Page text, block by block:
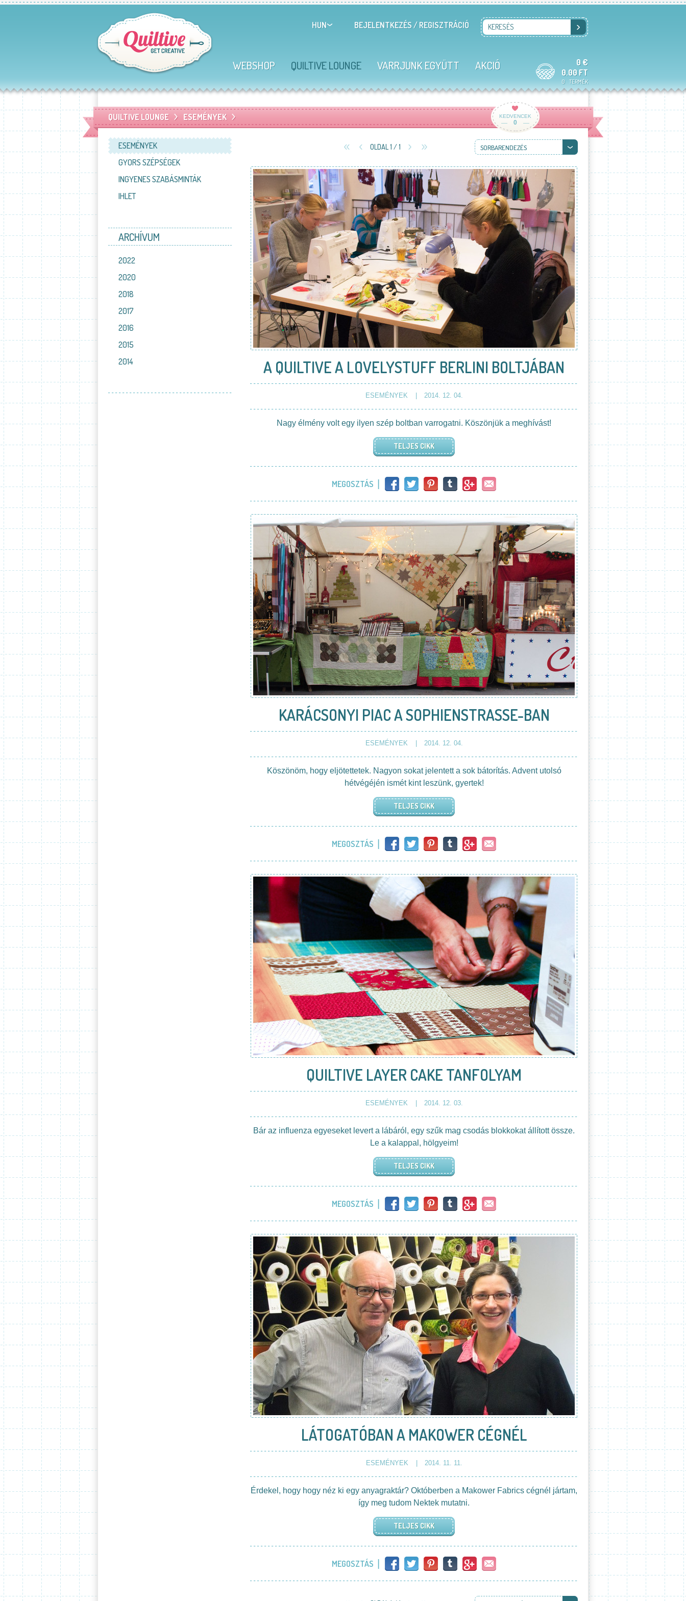
0 €
0.00 FT
0 TERMÉK
HUN BEJELENTKEZÉS / REGISZTRÁCIÓ
WEBSHOP QUILTIVE LOUNGE VARRJUNK EGYÜTT AKCIÓ
KERESÉS
QUILTIVE LOUNGE ESEMÉNYEK KEDVENCEK
0
ESEMÉNYEK
GYORS SZÉPSÉGEK
INGYENES SZABÁSMINTÁK
IHLET
ARCHÍVUM
2022
2020
2018
2017
2016
2015
2014
SORBARENDEZÉS
OLDAL 1 / 1
A QUILTIVE A LOVELYSTUFF BERLINI BOLTJÁBAN
ESEMÉNYEK 2014. 12. 04.
Nagy élmény volt egy ilyen szép boltban varrogatni. Köszönjük a meghívást!
TELJES CIKK
MEGOSZTÁS
KARÁCSONYI PIAC A SOPHIENSTRASSE-BAN
ESEMÉNYEK 2014. 12. 04.
Köszönöm, hogy eljötettetek. Nagyon sokat jelentett a sok bátorítás. Advent utolsó
hétvégéjén ismét kint leszünk, gyertek!
TELJES CIKK
MEGOSZTÁS
QUILTIVE LAYER CAKE TANFOLYAM
ESEMÉNYEK 2014. 12. 03.
Bár az influenza egyeseket levert a lábáról, egy szűk mag csodás blokkokat állított össze.
Le a kalappal, hölgyeim!
TELJES CIKK
MEGOSZTÁS
LÁTOGATÓBAN A MAKOWER CÉGNÉL
ESEMÉNYEK 2014. 11. 11.
Érdekel, hogy hogy néz ki egy anyagraktár? Októberben a Makower Fabrics cégnél jártam,
így meg tudom Nektek mutatni.
TELJES CIKK
MEGOSZTÁS